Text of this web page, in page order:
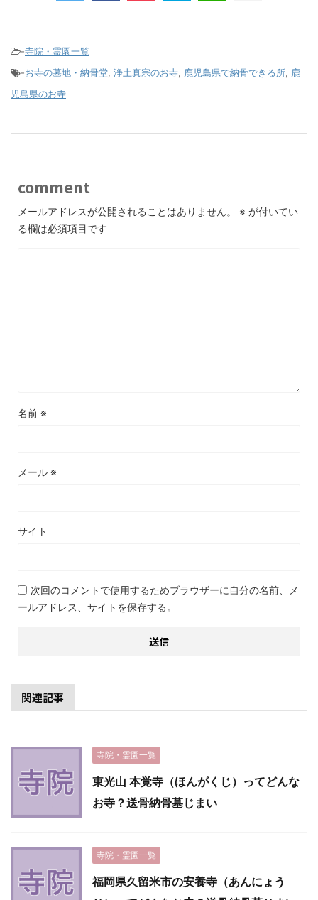
-寺院・霊園一覧
-お寺の墓地・納骨堂, 浄土真宗のお寺, 鹿児島県で納骨できる所, 鹿
児島県のお寺
comment
メールアドレスが公開されることはありません。 ※ が付いてい
る欄は必須項目です
名前 ※
メール ※
サイト
次回のコメントで使用するためブラウザーに自分の名前、メ
ールアドレス、サイトを保存する。
関連記事
寺院・霊園一覧
東光山 本覚寺（ほんがくじ）ってどんな
お寺？送骨納骨墓じまい
寺院・霊園一覧
福岡県久留米市の安養寺（あんにょう